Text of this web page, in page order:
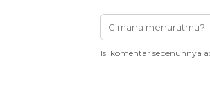
Isi komentar sepenuhnya